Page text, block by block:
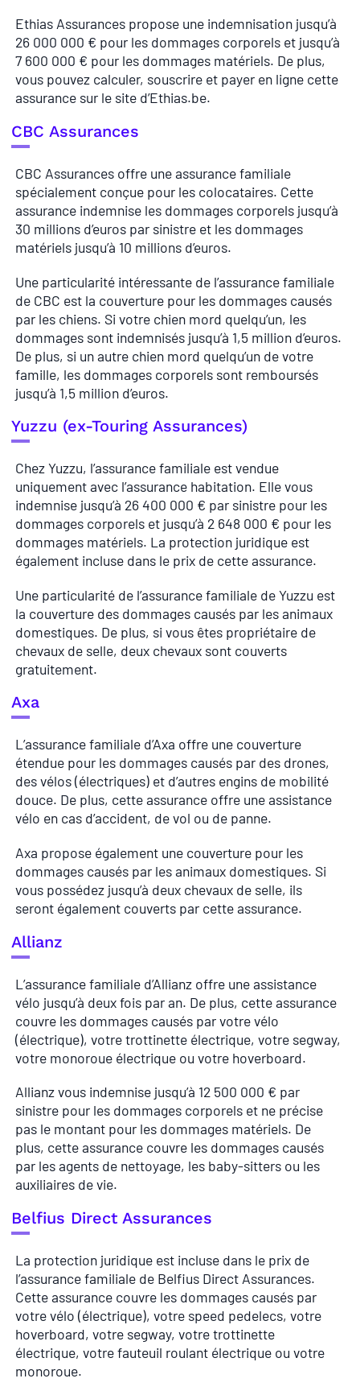
Ethias Assurances propose une indemnisation jusqu’à
26 000 000 € pour les dommages corporels et jusqu’à
7 600 000 € pour les dommages matériels. De plus,
vous pouvez calculer, souscrire et payer en ligne cette
assurance sur le site d’Ethias.be.
CBC Assurances
CBC Assurances offre une assurance familiale
spécialement conçue pour les colocataires. Cette
assurance indemnise les dommages corporels jusqu’à
30 millions d’euros par sinistre et les dommages
matériels jusqu’à 10 millions d’euros.
Une particularité intéressante de l’assurance familiale
de CBC est la couverture pour les dommages causés
par les chiens. Si votre chien mord quelqu’un, les
dommages sont indemnisés jusqu’à 1,5 million d’euros.
De plus, si un autre chien mord quelqu’un de votre
famille, les dommages corporels sont remboursés
jusqu’à 1,5 million d’euros.
Yuzzu (ex-Touring Assurances)
Chez Yuzzu, l’assurance familiale est vendue
uniquement avec l’assurance habitation. Elle vous
indemnise jusqu’à 26 400 000 € par sinistre pour les
dommages corporels et jusqu’à 2 648 000 € pour les
dommages matériels. La protection juridique est
également incluse dans le prix de cette assurance.
Une particularité de l’assurance familiale de Yuzzu est
la couverture des dommages causés par les animaux
domestiques. De plus, si vous êtes propriétaire de
chevaux de selle, deux chevaux sont couverts
gratuitement.
Axa
L’assurance familiale d’Axa offre une couverture
étendue pour les dommages causés par des drones,
des vélos (électriques) et d’autres engins de mobilité
douce. De plus, cette assurance offre une assistance
vélo en cas d’accident, de vol ou de panne.
Axa propose également une couverture pour les
dommages causés par les animaux domestiques. Si
vous possédez jusqu’à deux chevaux de selle, ils
seront également couverts par cette assurance.
Allianz
L’assurance familiale d’Allianz offre une assistance
vélo jusqu’à deux fois par an. De plus, cette assurance
couvre les dommages causés par votre vélo
(électrique), votre trottinette électrique, votre segway,
votre monoroue électrique ou votre hoverboard.
Allianz vous indemnise jusqu’à 12 500 000 € par
sinistre pour les dommages corporels et ne précise
pas le montant pour les dommages matériels. De
plus, cette assurance couvre les dommages causés
par les agents de nettoyage, les baby-sitters ou les
auxiliaires de vie.
Belfius Direct Assurances
La protection juridique est incluse dans le prix de
l’assurance familiale de Belfius Direct Assurances.
Cette assurance couvre les dommages causés par
votre vélo (électrique), votre speed pedelecs, votre
hoverboard, votre segway, votre trottinette
électrique, votre fauteuil roulant électrique ou votre
monoroue.